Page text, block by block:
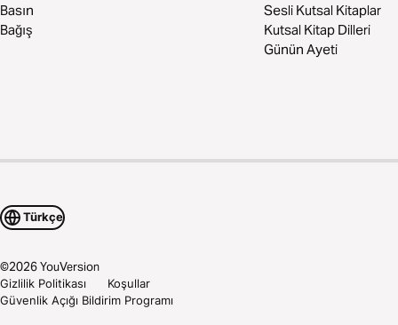
Basın
Bağış
Sesli Kutsal Kitaplar
Kutsal Kitap Dilleri
Günün Ayeti
Türkçe
©2026YouVersion
Gizlilik Politikası
Koşullar
Güvenlik Açığı Bildirim Programı